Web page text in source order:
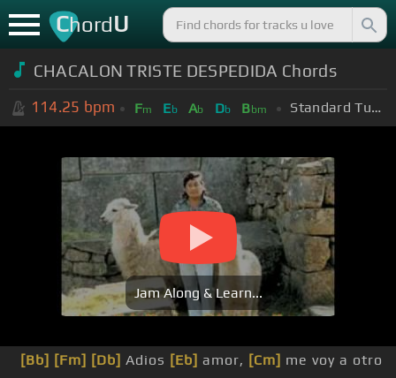
ChordU
CHACALON TRISTE DESPEDIDA Chords
114.25 bpm Fm Eb Ab Db Bbm Standard Tuning (EADGBE)
Jam Along & Learn...
[Bb] [Fm] [Db] Adios [Eb] amor, [Cm] me voy a otro